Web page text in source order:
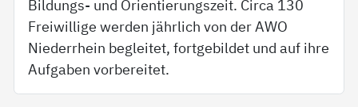
Bildungs- und Orientierungszeit. Circa 130
Freiwillige werden jährlich von der AWO
Niederrhein begleitet, fortgebildet und auf ihre
Aufgaben vorbereitet.